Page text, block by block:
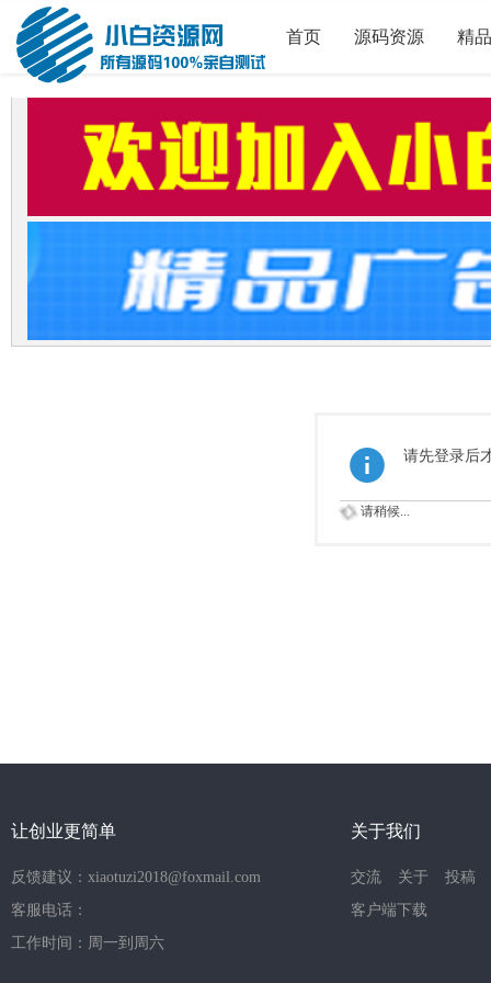
首页 源码资源 精
请先登录后
请稍候...
让创业更简单
反馈建议：xiaotuzi2018@foxmail.com
客服电话：
工作时间：周一到周六
关于我们
交流 关于
投稿
客户端下载